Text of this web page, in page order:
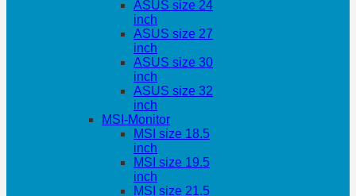
ASUS size 24
inch
ASUS size 27
inch
ASUS size 30
inch
ASUS size 32
inch
MSI-Monitor
MSI size 18.5
inch
MSI size 19.5
inch
MSI size 21.5